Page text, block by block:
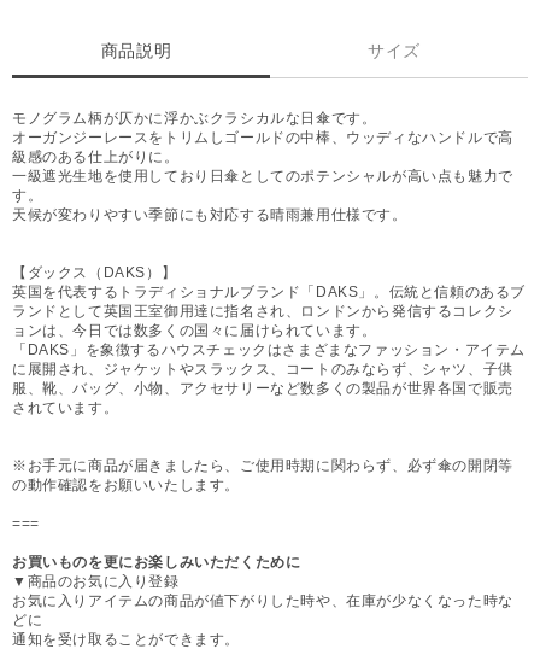
商品説明 サイズ
モノグラム柄が仄かに浮かぶクラシカルな日傘です。
オーガンジーレースをトリムしゴールドの中棒、ウッディなハンドルで高
級感のある仕上がりに。
一級遮光生地を使用しており日傘としてのポテンシャルが高い点も魅力で
す。
天候が変わりやすい季節にも対応する晴雨兼用仕様です。
【ダックス（DAKS）】
英国を代表するトラディショナルブランド「DAKS」。伝統と信頼のあるブ
ランドとして英国王室御用達に指名され、ロンドンから発信するコレクシ
ョンは、今日では数多くの国々に届けられています。
「DAKS」を象徴するハウスチェックはさまざまなファッション・アイテム
に展開され、ジャケットやスラックス、コートのみならず、シャツ、子供
服、靴、バッグ、小物、アクセサリーなど数多くの製品が世界各国で販売
されています。
※お手元に商品が届きましたら、ご使用時期に関わらず、必ず傘の開閉等
の動作確認をお願いいたします。
===
お買いものを更にお楽しみいただくために
▼商品のお気に入り登録
お気に入りアイテムの商品が値下がりした時や、在庫が少なくなった時な
どに
通知を受け取ることができます。